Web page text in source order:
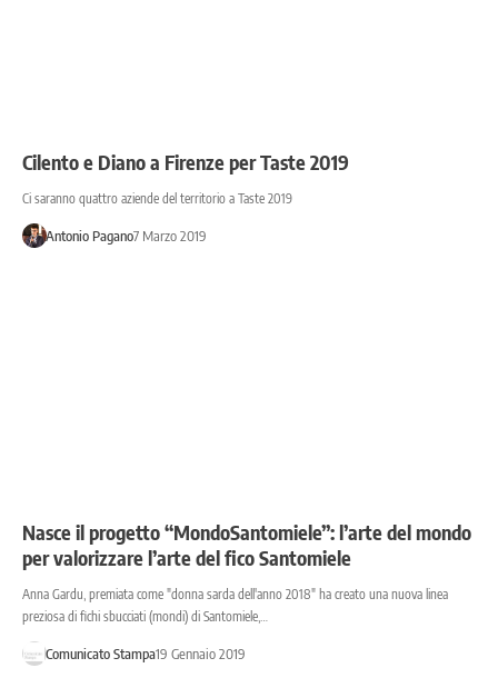
Cilento e Diano a Firenze per Taste 2019
Ci saranno quattro aziende del territorio a Taste 2019
Antonio Pagano7 Marzo 2019
Nasce il progetto “MondoSantomiele”: l’arte del mondo
per valorizzare l’arte del fico Santomiele
Anna Gardu, premiata come "donna sarda dell'anno 2018" ha creato una nuova linea
preziosa di fichi sbucciati (mondi) di Santomiele,…
Comunicato Stampa19 Gennaio 2019